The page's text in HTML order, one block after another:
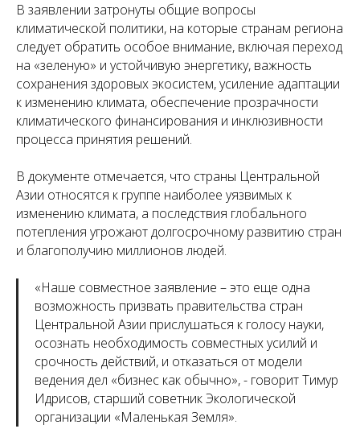
В заявлении затронуты общие вопросы
климатической политики, на которые странам региона
следует обратить особое внимание, включая переход
на «зеленую» и устойчивую энергетику, важность
сохранения здоровых экосистем, усиление адаптации
к изменению климата, обеспечение прозрачности
климатического финансирования и инклюзивности
процесса принятия решений.
В документе отмечается, что страны Центральной
Азии относятся к группе наиболее уязвимых к
изменению климата, а последствия глобального
потепления угрожают долгосрочному развитию стран
и благополучию миллионов людей.
«Наше совместное заявление – это еще одна
возможность призвать правительства стран
Центральной Азии прислушаться к голосу науки,
осознать необходимость совместных усилий и
срочность действий, и отказаться от модели
ведения дел «бизнес как обычно», - говорит Тимур
Идрисов, старший советник Экологической
организации «Маленькая Земля».